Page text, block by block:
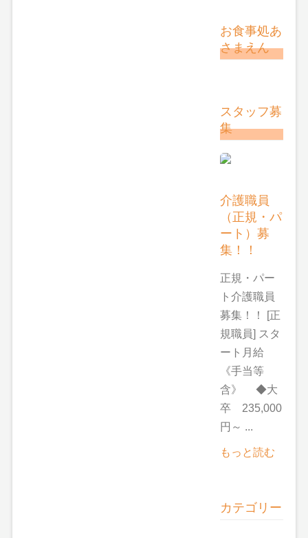
お食事処あ
さまえん
スタッフ募
集
介護職員
（正規・パ
ート）募
集！！
正規・パー
ト介護職員
募集！！ [正
規職員] スタ
ート月給
《手当等
含》 ◆大
卒 235,000
円～ ...
もっと読む
カテゴリー